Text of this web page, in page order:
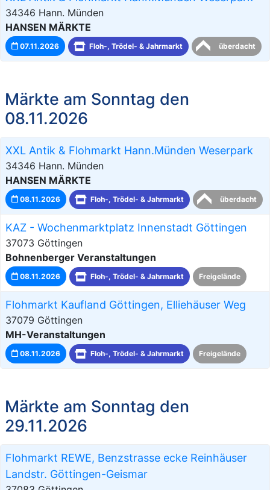
34346 Hann. Münden
HANSEN MÄRKTE
07.11.2026 Floh-, Trödel- & Jahrmarkt überdacht
Märkte am Sonntag den
08.11.2026
XXL Antik & Flohmarkt Hann.Münden Weserpark
34346 Hann. Münden
HANSEN MÄRKTE
08.11.2026 Floh-, Trödel- & Jahrmarkt überdacht
KAZ - Wochenmarktplatz Innenstadt Göttingen
37073 Göttingen
Bohnenberger Veranstaltungen
08.11.2026 Floh-, Trödel- & Jahrmarkt Freigelände
Flohmarkt Kaufland Göttingen, Elliehäuser Weg
37079 Göttingen
MH-Veranstaltungen
08.11.2026 Floh-, Trödel- & Jahrmarkt Freigelände
Märkte am Sonntag den
29.11.2026
Flohmarkt REWE, Benzstrasse ecke Reinhäuser
Landstr. Göttingen-Geismar